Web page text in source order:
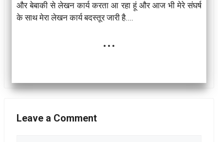
और बेबाकी से लेखन कार्य करता आ रहा हूं और आज भी मेरे संघर्ष
के साथ मेरा लेखन कार्य बदस्तूर जारी है....
...
Leave a Comment